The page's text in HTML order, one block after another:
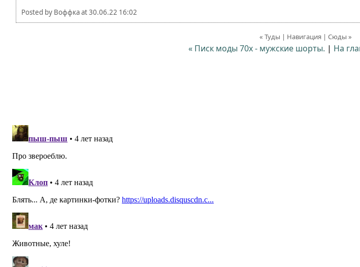
Posted by Воффкаat30.06.22 16:02
« Туды | Навигация | Сюды »
« Писк моды 70х - мужские шорты. | На